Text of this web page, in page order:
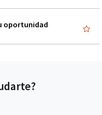
oportunidad